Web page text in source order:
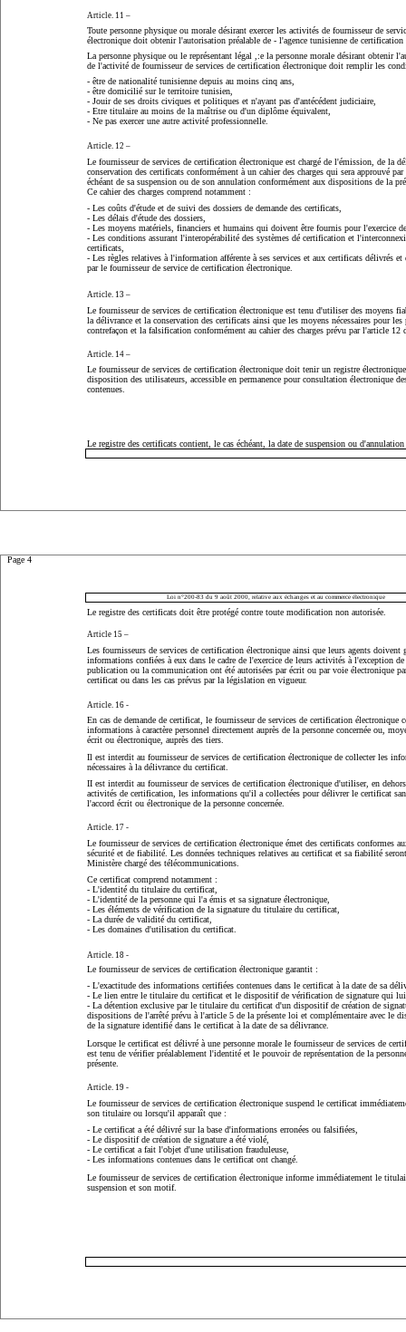
Article. 11 –
Toute personne physique ou morale désirant exercer les activités de fournisseur de
électronique doit obtenir l'autorisation préalable de - l'agence tunisienne de certification
La personne physique ou le représentant légal ,:e la personne morale désirant obtenir
de l'activité de fournisseur de services de certification électronique doit remplir les
- être de nationalité tunisienne depuis au moins cinq ans,
- être domicilié sur le territoire tunisien,
- Jouir de ses droits civiques et politiques et n'ayant pas d'antécédent judiciaire,
- Etre titulaire au moins de la maîtrise ou d'un diplôme équivalent,
- Ne pas exercer une autre activité professionnelle.
Article. 12 –
Le fournisseur de services de certification électronique est chargé de l'émission, de la
conservation des certificats conformément à un cahier des charges qui sera approuvé par
échéant de sa suspension ou de son annulation conformément aux dispositions de la
Ce cahier des charges comprend notamment :
- Les coûts d'étude et de suivi des dossiers de demande des certificats,
- Les délais d'étude des dossiers,
- Les moyens matériels, financiers et humains qui doivent être fournis pour l'exercice
- Les conditions assurant l'interopérabilité des systèmes dé certification et
certificats,
- Les règles relatives à l'information afférente à ses services et aux certificats délivrés et
par le fournisseur de service de certification électronique.
Article. 13 –
Le fournisseur de services de certification électronique est tenu d'utiliser des moyens
la délivrance et la conservation des certificats ainsi que les moyens nécessaires pour les
contrefaçon et la falsification conformément au cahier des charges prévu par l'article 12
Article. 14 –
Le fournisseur de services de certification électronique doit tenir un registre
disposition des utilisateurs, accessible en permanence pour consultation électronique
contenues.
Le registre des certificats contient, le cas échéant, la date de suspension ou
Page 4
Loi n°200-83 du 9 août 2000, relative aux échanges et au commerce électronique
Le registre des certificats doit être protégé contre toute modification non autorisée.
Article 15 –
Les fournisseurs de services de certification électronique ainsi que leurs agents doivent
informations confiées à eux dans le cadre de l'exercice de leurs activités à l'exception
publication ou la communication ont été autorisées par écrit ou par voie électronique
certificat ou dans les cas prévus par la législation en vigueur.
Article. 16 -
En cas de demande de certificat, le fournisseur de services de certification électronique
informations à caractère personnel directement auprès de la personne concernée ou,
écrit ou électronique, auprès des tiers.
Il est interdit au fournisseur de services de certification électronique de collecter les
nécessaires à la délivrance du certificat.
II est interdit au fournisseur de services de certification électronique d'utiliser, en dehors
activités de certification, les informations qu'il a collectées pour délivrer le certificat
l'accord écrit ou électronique de la personne concernée.
Article. 17 -
Le fournisseur de services de certification électronique émet des certificats conformes
sécurité et de fiabilité. Les données techniques relatives au certificat et sa fiabilité
Ministère chargé des télécommunications.
Ce certificat comprend notamment :
- L'identité du titulaire du certificat,
- L'identité de la personne qui l'a émis et sa signature électronique,
- Les éléments de vérification de la signature du titulaire du certificat,
- La durée de validité du certificat,
- Les domaines d'utilisation du certificat.
Article. 18 -
Le fournisseur de services de certification électronique garantit :
- L'exactitude des informations certifiées contenues dans le certificat à la date de sa
- Le lien entre le titulaire du certificat et le dispositif de vérification de signature qui
- La détention exclusive par le titulaire du certificat d'un dispositif de création de
dispositions de l'arrêté prévu à l'article 5 de la présente loi et complémentaire avec le
de la signature identifié dans le certificat à la date de sa délivrance.
Lorsque le certificat est délivré à une personne morale le fournisseur de services de
est tenu de vérifier préalablement l'identité et le pouvoir de représentation de la
présente.
Article. 19 -
Le fournisseur de services de certification électronique suspend le certificat
son titulaire ou lorsqu'il apparaît que :
- Le certificat a été délivré sur la base d'informations erronées ou falsifiées,
- Le dispositif de création de signature a été violé,
- Le certificat a fait l'objet d'une utilisation frauduleuse,
- Les informations contenues dans le certificat ont changé.
Le fournisseur de services de certification électronique informe immédiatement le
suspension et son motif.